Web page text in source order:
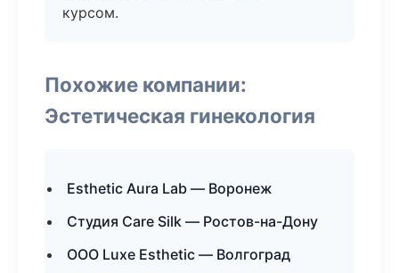
курсом.
Похожие компании:
Эстетическая гинекология
Esthetic Aura Lab — Воронеж
Студия Care Silk — Ростов-на-Дону
ООО Luxe Esthetic — Волгоград